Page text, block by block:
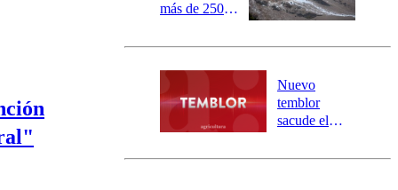
más de 250
y 317
aisladas entre
Valparaíso y
Los Ríos
Nuevo
temblor
sacude el
revisa la